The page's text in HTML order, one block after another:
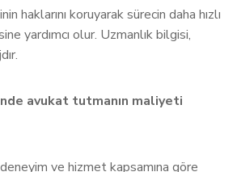
haklarını koruyarak sürecin daha hızlı
yardımcı olur. Uzmanlık bilgisi,
avukat tutmanın maliyeti
ve hizmet kapsamına göre